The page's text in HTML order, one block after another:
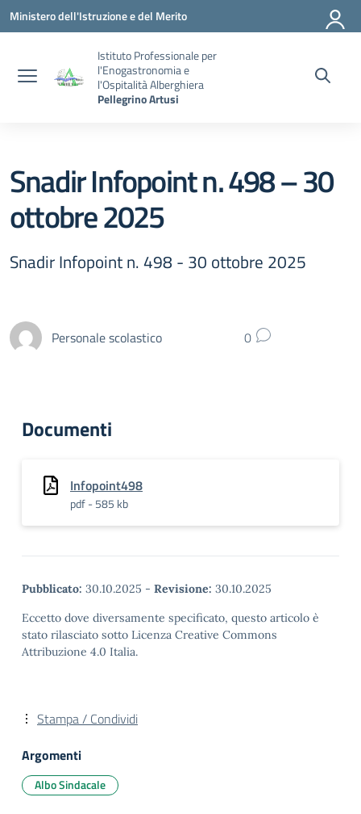
Vai ai contenuti
Vai al menu di navigazione
Vai al footer
Ministero dell'Istruzione e del Merito
Istituto Professionale per
l'Enogastronomia e
l'Ospitalità Alberghiera
Pellegrino Artusi
Snadir Infopoint n. 498 – 30
ottobre 2025
Snadir Infopoint n. 498 - 30 ottobre 2025
Personale scolastico 0
Documenti
Infopoint498
pdf - 585 kb
Pubblicato: 30.10.2025 - Revisione: 30.10.2025
Eccetto dove diversamente specificato, questo articolo è
stato rilasciato sotto Licenza Creative Commons
Attribuzione 4.0 Italia.
Stampa / Condividi
Argomenti
Albo Sindacale